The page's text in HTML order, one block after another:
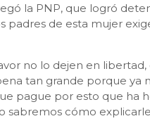
la PNP, que logró
de esta mujer
no lo dejen en
tan grande porque ya
pague por esto que ha
cómo explicarle